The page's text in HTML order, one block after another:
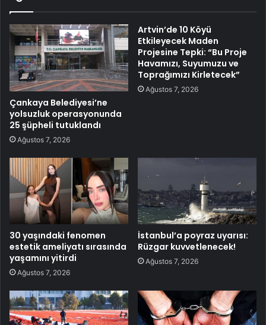
Çankaya Belediyesi’ne
yolsuzluk operasyonunda
25 şüpheli tutuklandı
Ağustos 7, 2026
Artvin’de 10 Köyü
Etkileyecek Maden
Projesine Tepki: “Bu Proje
Havamızı, Suyumuzu ve
Toprağımızı Kirletecek”
Ağustos 7, 2026
30 yaşındaki fenomen
estetik ameliyatı sırasında
yaşamını yitirdi
Ağustos 7, 2026
İstanbul’a poyraz uyarısı:
Rüzgar kuvvetlenecek!
Ağustos 7, 2026